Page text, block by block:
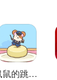
鼠鼠的跳跃冒险